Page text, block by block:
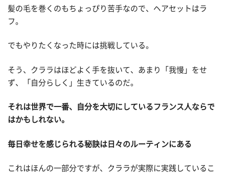
髪の毛を巻くのもちょっぴり苦手なので、ヘアセットはラ
フ。
でもやりたくなった時には挑戦している。
そう、クララはほどよく手を抜いて、あまり「我慢」をせ
ず、「自分らしく」生きているのだ。
それは世界で一番、自分を大切にしているフランス人ならで
はかもしれない。
毎日幸せを感じられる秘訣は日々のルーティンにある
これはほんの一部分ですが、クララが実際に実践しているこ